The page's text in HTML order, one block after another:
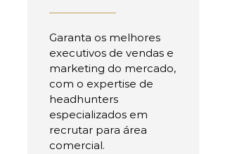
Garanta os melhores
executivos de vendas e
marketing do mercado,
com o expertise de
headhunters
especializados em
recrutar para área
comercial.